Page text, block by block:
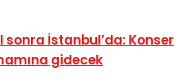
sonra İstanbul’da: Konser
gidecek